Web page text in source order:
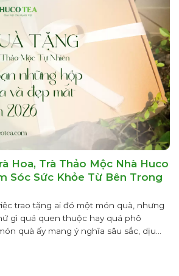
Hoa, Trà Thảo Mộc Nhà Huco
Sóc Sức Khỏe Từ Bên Trong
trao tặng ai đó một món quà, nhưng
gì quá quen thuộc hay quá phô
quà ấy mang ý nghĩa sâu sắc, dịu